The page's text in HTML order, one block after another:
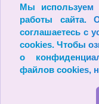
Мы
работы сайта.
соглашаетесь с
cookies. Чтобы
о
файлов cookies,
© Самая высокая
приспособиться к
опреки внешним